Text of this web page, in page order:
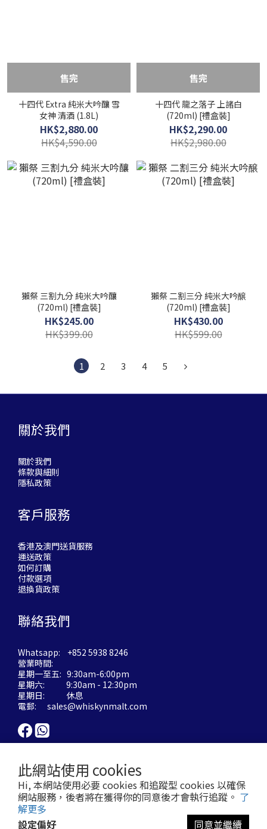
此網站使用 cookies
Hi, 本網站使用必要 cookies 和追蹤型 cookies 以確保
網站服務，後者將在獲得你的同意後才會執行追蹤。 了
解更多
設定偏好
同意並繼續
售完
十四代 Extra 純米大吟釀 雪
女神 清酒 (1.8L)
HK$2,880.00
HK$4,590.00
售完
十四代 龍之落子 上諸白
(720ml) [禮盒裝]
HK$2,290.00
HK$2,980.00
獺祭 三割九分 純米大吟釀
(720ml) [禮盒裝]
HK$245.00
HK$399.00
獺祭 二割三分 純米大吟醸
(720ml) [禮盒裝]
HK$430.00
HK$599.00
1 2 3 4 5
關於我們
關於我們
條款與細則
隱私政策
客戶服務
香港及澳門送貨服務
運送政策
如何訂購
付款選項
退換貨政策
聯絡我們
Whatsapp: +852 5938 8246
營業時間:
星期一至五: 9:30am-6:00pm
星期六: 9:30am - 12:30pm
星期日: 休息
電郵: sales@whiskynmalt.com